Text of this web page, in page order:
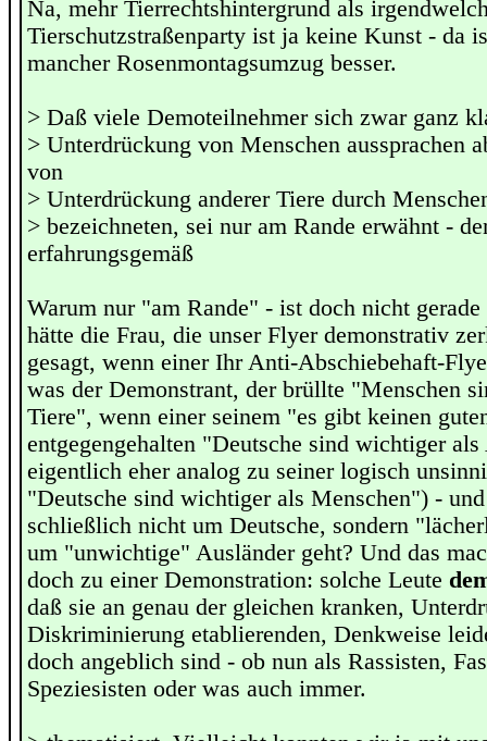
Na, mehr Tierrechtshintergrund als
Tierschutzstraßenparty ist ja keine Kunst - da
mancher Rosenmontagsumzug besser.
> Daß viele Demoteilnehmer sich zwar ganz
> Unterdrückung von Menschen aussprachen
von
> Unterdrückung anderer Tiere durch
> bezeichneten, sei nur am Rande erwähnt -
erfahrungsgemäß
Warum nur "am Rande" - ist doch nicht
hätte die Frau, die unser Flyer demonstrativ
gesagt, wenn einer Ihr Anti-Abschiebehaft-
was der Demonstrant, der brüllte "Menschen
Tiere", wenn einer seinem "es gibt keinen
entgegengehalten "Deutsche sind wichtiger
eigentlich eher analog zu seiner logisch
"Deutsche sind wichtiger als Menschen") -
schließlich nicht um Deutsche, sondern
um "unwichtige" Ausländer geht? Und das
doch zu einer Demonstration: solche Leute
daß sie an genau der gleichen kranken,
Diskriminierung etablierenden, Denkweise
doch angeblich sind - ob nun als Rassisten,
Speziesisten oder was auch immer.